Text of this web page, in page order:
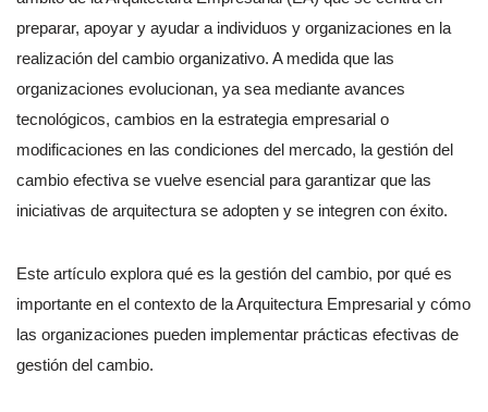
preparar, apoyar y ayudar a individuos y organizaciones en la
realización del cambio organizativo. A medida que las
organizaciones evolucionan, ya sea mediante avances
tecnológicos, cambios en la estrategia empresarial o
modificaciones en las condiciones del mercado, la gestión del
cambio efectiva se vuelve esencial para garantizar que las
iniciativas de arquitectura se adopten y se integren con éxito.
Este artículo explora qué es la gestión del cambio, por qué es
importante en el contexto de la Arquitectura Empresarial y cómo
las organizaciones pueden implementar prácticas efectivas de
gestión del cambio.